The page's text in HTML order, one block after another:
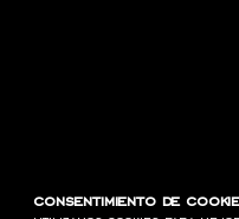
consentimiento de